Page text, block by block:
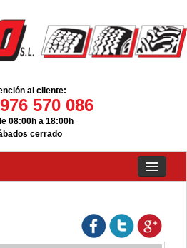
al cliente:
570 086
08:00h a 18:00h
cerrado